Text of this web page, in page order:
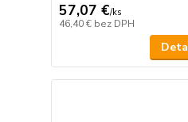
57,07 €/ks
46,40 € bez DPH